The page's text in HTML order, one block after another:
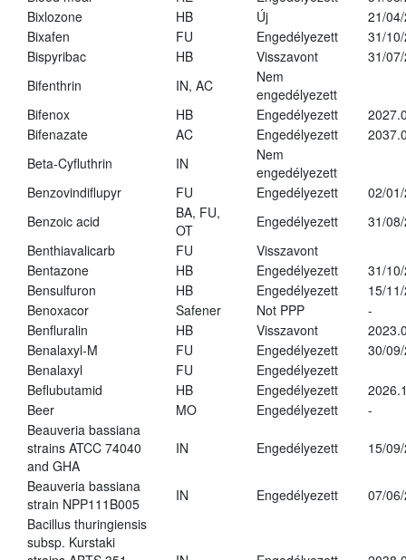
Bixlozone
HB Új
21/
Bixafen
FU Engedélyezett
31/
Bispyribac
HB Visszavont
31/
Bifenthrin
IN, AC
Nem
engedélyezett
Bifenox
HB Engedélyezett
Bifenazate
AC Engedélyezett
Beta-Cyfluthrin
IN
Nem
engedélyezett
Benzovindiflupyr
FU Engedélyezett
02/
Benzoic acid
BA, FU,
OT
Engedélyezett
31/
Benthiavalicarb
FU
Visszavont
Bentazone
HB Engedélyezett
31/
Bensulfuron
HB Engedélyezett
15/
Benoxacor
Safener Not PPP
-
Benfluralin
HB Visszavont
Benalaxyl-M
FU Engedélyezett
30/
Benalaxyl
FU
Engedélyezett
Beflubutamid
HB Engedélyezett
Beer
MO Engedélyezett
-
Beauveria bassiana
strains ATCC 74040
and GHA
IN Engedélyezett 15/
Beauveria bassiana
strain NPP111B005
IN Engedélyezett
07/
Bacillus thuringiensis
subsp. Kurstaki